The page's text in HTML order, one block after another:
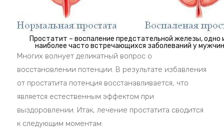
Простатит – воспаление предстательной железы, одно
наиболее часто встречающихся заболеваний у
Многих волнует деликатный вопрос о
восстановлении потенции. В результате избавления
от простатита потенция восстанавливается, что
является естественным эффектом при
выздоровлении. Итак, лечение простатита сводится
к следующим моментам: